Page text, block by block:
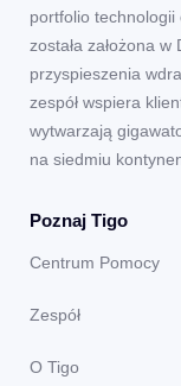
portfolio technologii
została założona
przyspieszenia
zespół wspiera
wytwarzają
na siedmiu
Poznaj Tigo
Centrum Pomocy
Zespół
O Tigo